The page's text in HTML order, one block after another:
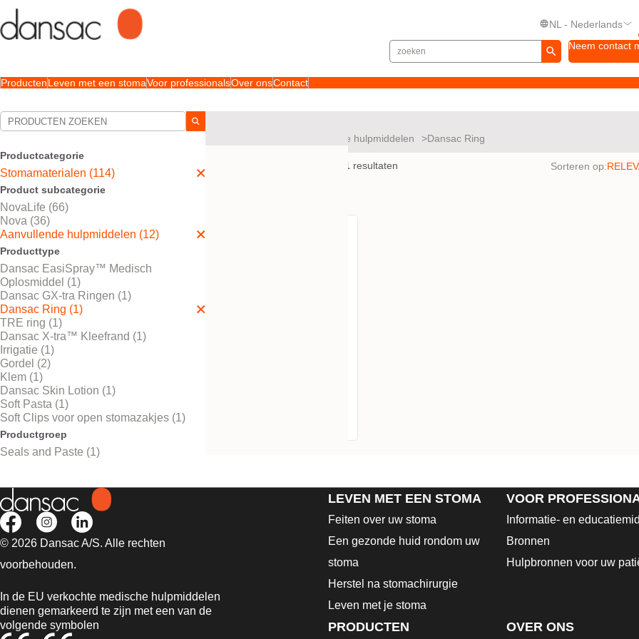
NL - Nederlands
Neem contact
ProductenLeven met een stomaVoor professionalsOver onsContact
Productcategorie
Stomamaterialen (114)
Product subcategorie
NovaLife (66)
Nova (36)
Aanvullende hulpmiddelen (12)
Producttype
Dansac EasiSpray™ Medisch
Oplosmiddel (1)
Dansac GX-tra Ringen (1)
Dansac Ring (1)
TRE ring (1)
Dansac X-tra™ Kleefrand (1)
Irrigatie (1)
Gordel (2)
Klem (1)
Dansac Skin Lotion (1)
Soft Pasta (1)
Soft Clips voor open stomazakjes (1)
Productgroep
Seals and Paste (1)
Aanvullende hulpmiddelen Dansac Ring
1 resultaten Sorteren op:
© 2026 Dansac A/S. Alle rechten
voorbehouden.
In de EU verkochte medische hulpmiddelen
dienen gemarkeerd te zijn met een van de
volgende symbolen
LEVEN MET EEN STOMA
Feiten over uw stoma
Een gezonde huid rondom uw
stoma
Herstel na stomachirurgie
Leven met je stoma
VOOR
Informatie- en
Bronnen
Hulpbronnen voor uw
PRODUCTEN OVER ONS